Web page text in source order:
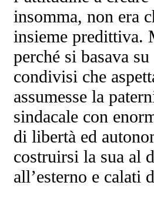
insomma, non era
insieme predittiva.
perché si basava
condivisi che
assumesse la
sindacale con
di libertà ed
costruirsi la sua al
all’esterno e calati